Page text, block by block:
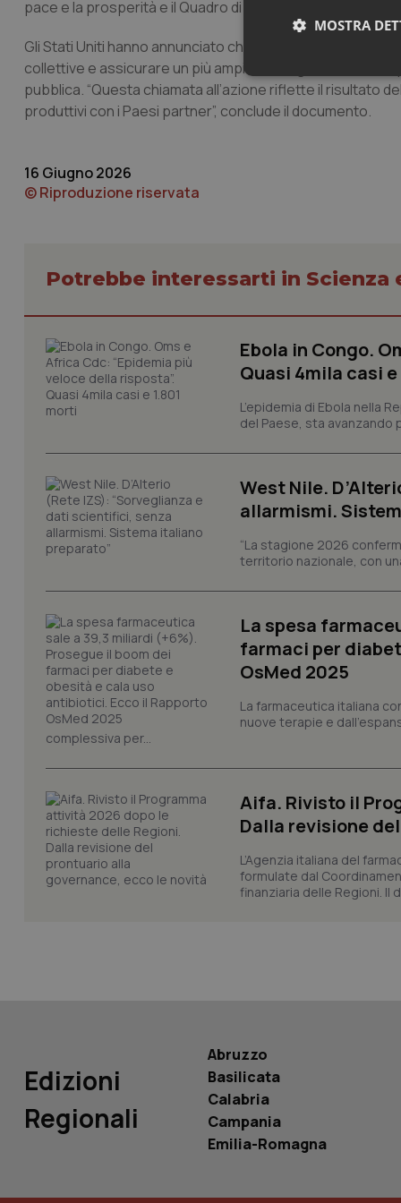
pace e la prosperità e il Quadro di Doha.
Gli Stati Uniti hanno annunciato che convocheranno una
collettive e assicurare un più ampio sostegno finanziario
pubblica. “Questa chiamata all’azione riflette il risultato
produttivi con i Paesi partner”, conclude il documento.
16 Giugno 2026
© Riproduzione riservata
Potrebbe interessarti in Scienza
Ebola in Congo.
Quasi 4mila casi
L’epidemia di Ebola nella
del Paese, sta avanzando
West Nile.
allarmismi.
“La stagione 2026
territorio nazionale, con
La spesa
farmaci per
OsMed 2025
La farmaceutica italiana
nuove terapie e
complessiva per...
Aifa. Rivisto il
Dalla revisione
L’Agenzia italiana del
formulate dal
finanziaria delle Regioni. Il
Edizioni
Regionali
Abruzzo
Basilicata
Calabria
Campania
Emilia-Romagna
MOSTRA
Nome
tracking-enable
tracking-sites-
_ga_KM60CM4NPH
Nome
Nome